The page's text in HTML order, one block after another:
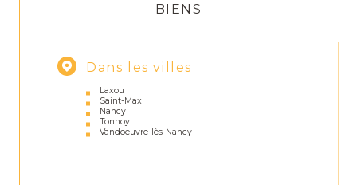
BIENS
Dans les villes
Laxou
Saint-Max
Nancy
Tonnoy
Vandoeuvre-lès-Nancy